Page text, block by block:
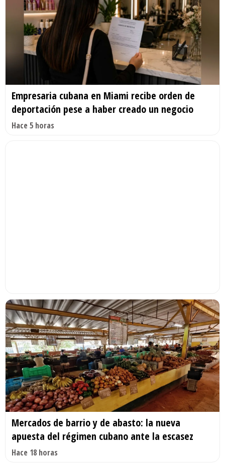
Empresaria cubana en Miami recibe orden de
deportación pese a haber creado un negocio
Hace 5 horas
Mercados de barrio y de abasto: la nueva
apuesta del régimen cubano ante la escasez
Hace 18 horas